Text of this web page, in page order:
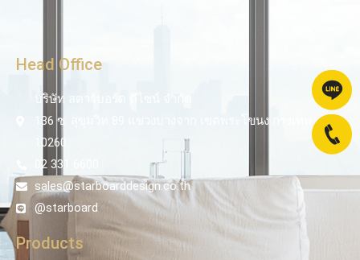
Head Office
บริษัท สตาร์บอร์ด ดีไซน์ จำกัด
136 ซ. สุขุมวิท 89 แขวงบางจาก เขตพระโขนง กรุงเทพ
10260
02 331 6600
sales@starboarddesign.co.th
@starboard
Products